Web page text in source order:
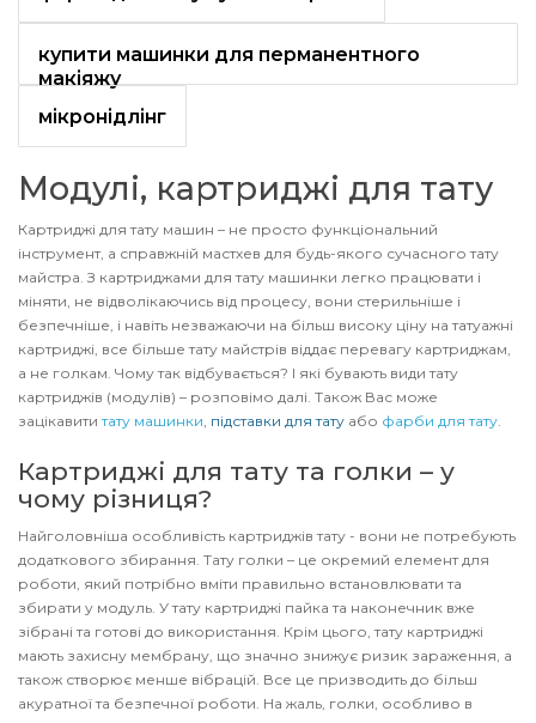
купити машинки для перманентного
макіяжу
мікронідлінг
Модулі, картриджі для тату
Картриджі для тату машин – не просто функціональний
інструмент, а справжній мастхев для будь-якого сучасного тату
майстра. З картриджами для тату машинки легко працювати і
міняти, не відволікаючись від процесу, вони стерильніше і
безпечніше, і навіть незважаючи на більш високу ціну на татуажні
картриджі, все більше тату майстрів віддає перевагу картриджам,
а не голкам. Чому так відбувається? І які бувають види тату
картриджів (модулів) – розповімо далі. Також Вас може
зацікавититату машинки, підставки для тату або фарби для тату.
Картриджі для тату та голки – у
чому різниця?
Найголовніша особливість картриджів тату - вони не потребують
додаткового збирання. Тату голки – це окремий елемент для
роботи, який потрібно вміти правильно встановлювати та
збирати у модуль. У тату картриджі пайка та наконечник вже
зібрані та готові до використання. Крім цього, тату картриджі
мають захисну мембрану, що значно знижує ризик зараження, а
також створює менше вібрацій. Все це призводить до більш
акуратної та безпечної роботи. На жаль, голки, особливо в